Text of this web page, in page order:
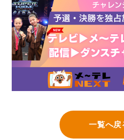
一覧へ戻